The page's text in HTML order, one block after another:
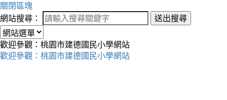
關閉區塊
網站搜尋：
送出搜尋
歡迎參觀：桃園市建德國民小學網站
歡迎參觀：桃園市建德國民小學網站